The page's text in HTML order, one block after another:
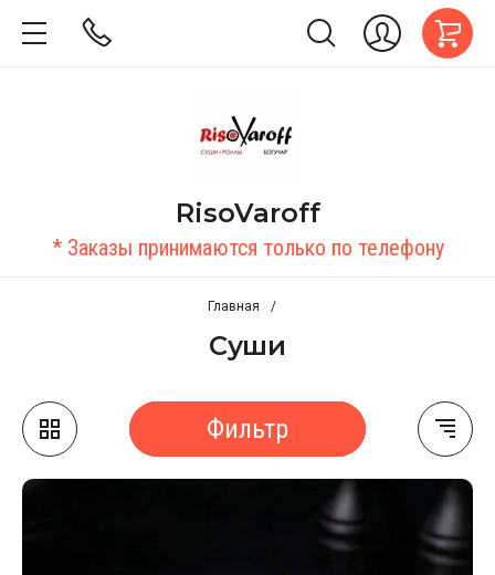
RisoVaroff
* Заказы принимаются только по телефону
Главная /
Суши
Фильтр